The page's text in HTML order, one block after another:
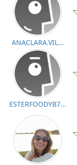
ANACLARA.VIL...
ESTERFOODYB7...